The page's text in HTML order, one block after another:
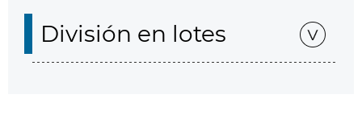
División en lotes